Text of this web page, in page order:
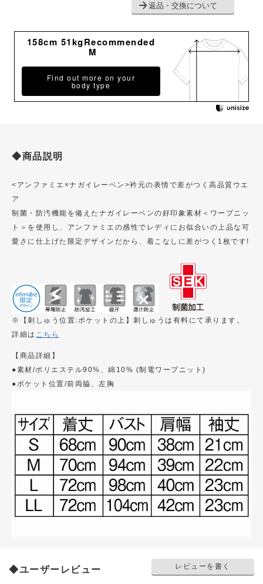
返品・交換について
158cm 51kgRecommended
M
Find out more on your
body type
◆商品説明
<アンファミエ×ナガイレーベン>衿元の表情で差がつく高品質ウエ
ア
制菌・防汚機能を備えたナガイレーベンの好印象素材＜ワープニッ
ト＞を使用し、アンファミエの感性でレディにお似合いの上品な可
愛さに仕上げた限定デザインだから、着こなしに差がつく1枚です!
※【刺しゅう位置:ポケットの上】刺しゅうは有料にて承ります。
詳細は こちら
【商品詳細】
●素材/ポリエステル90%、綿10% (制電ワープニット)
●ポケット位置/前両脇、左胸
◆ユーザーレビュー レビューを書く